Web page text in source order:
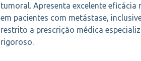
tumoral. Apresenta excelente
em pacientes com metástase,
restrito a prescrição médica
rigoroso.